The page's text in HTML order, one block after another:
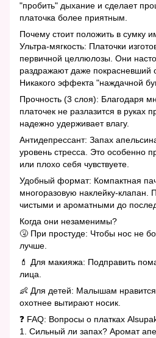
"пробить" дыхание и сделает
платочка более приятным.
Почему стоит положить в сумку
Ультра-мягкость: Платочки
первичной целлюлозы. Они
раздражают даже покрасневший
Никакого эффекта "наждачной
Прочность (3 слоя): Благодаря
платочек не разлазится в руках
надежно удерживает влагу.
Антидепрессант: Запах
уровень стресса. Это особенно
или плохо себя чувствуете.
Удобный формат: Компактная
многоразовую наклейку-клапан.
чистыми и ароматными до
Когда они незаменимы?
🤧 При простуде: Чтобы нос не
лучше.
💄 Для макияжа: Подправить
лица.
👶 Для детей: Малышам
охотнее вытирают носик.
❓ FAQ: Вопросы о платках
1. Сильный ли запах? Аромат